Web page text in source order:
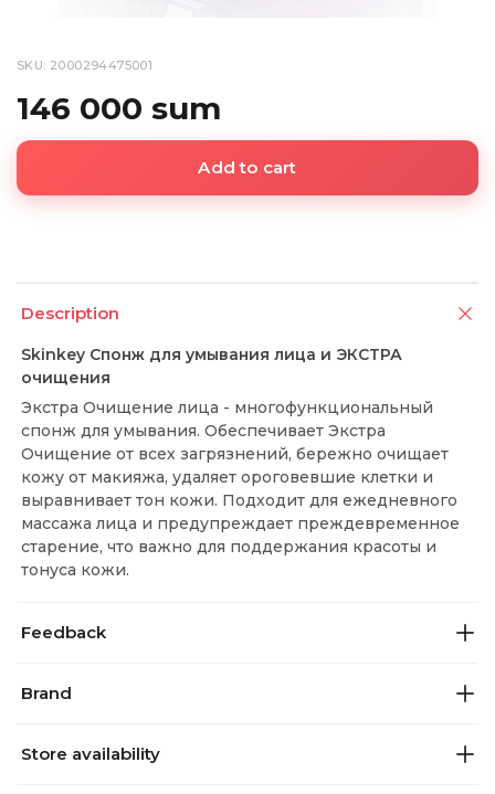
SKU: 2000294475001
146 000 sum
Add to cart
Description
Skinkey Спонж для умывания лица и ЭКСТРА
очищения
Экстра Очищение лица - многофункциональный
спонж для умывания. Обеспечивает Экстра
Очищение от всех загрязнений, бережно очищает
кожу от макияжа, удаляет ороговевшие клетки и
выравнивает тон кожи. Подходит для ежедневного
массажа лица и предупреждает преждевременное
старение, что важно для поддержания красоты и
тонуса кожи.
Feedback
Brand
Store availability